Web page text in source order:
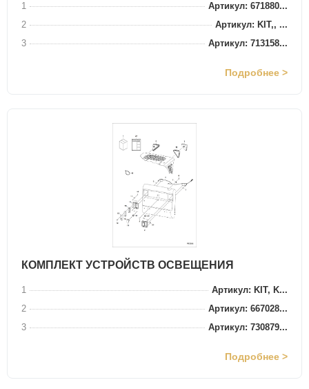
1
Артикул: 671880...
2
Артикул: KIT,, ...
3
Артикул: 713158...
Подробнее >
КОМПЛЕКТ УСТРОЙСТВ ОСВЕЩЕНИЯ
1
Артикул: KIT, K...
2
Артикул: 667028...
3
Артикул: 730879...
Подробнее >